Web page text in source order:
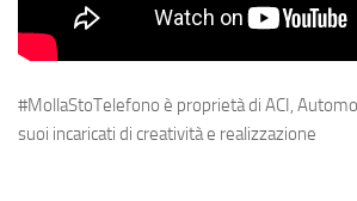
#MollaStoTelefono è proprietà di ACI,
suoi incaricati di creatività e realizzazione